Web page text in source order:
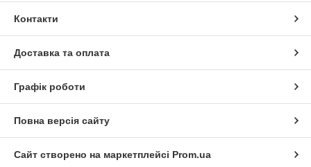
Контакти
Доставка та оплата
Графік роботи
Повна версія сайту
Сайт створено на маркетплейсі Prom.ua